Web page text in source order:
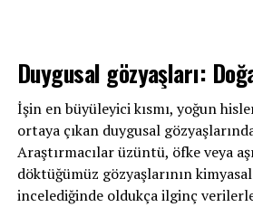
Duygusal gözyaşları:
İşin en büyüleyici kısmı, yoğun
ortaya çıkan duygusal
Araştırmacılar üzüntü, öfke veya
döktüğümüz gözyaşlarının kimyasal
incelediğinde oldukça ilginç